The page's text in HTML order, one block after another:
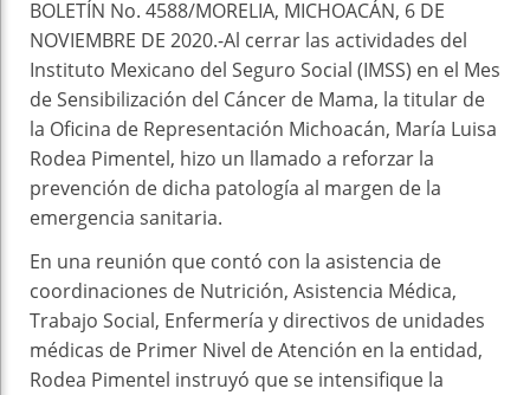
BOLETÍN No. 4588/MORELIA, MICHOACÁN, 6 DE
NOVIEMBRE DE 2020.-Al cerrar las actividades del
Instituto Mexicano del Seguro Social (IMSS) en el Mes
de Sensibilización del Cáncer de Mama, la titular de
la Oficina de Representación Michoacán, María Luisa
Rodea Pimentel, hizo un llamado a reforzar la
prevención de dicha patología al margen de la
emergencia sanitaria.
En una reunión que contó con la asistencia de
coordinaciones de Nutrición, Asistencia Médica,
Trabajo Social, Enfermería y directivos de unidades
médicas de Primer Nivel de Atención en la entidad,
Rodea Pimentel instruyó que se intensifique la